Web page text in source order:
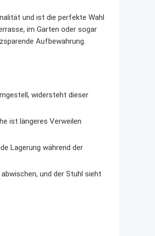
und ist die perfekte Wahl
im Garten oder sogar
Aufbewahrung.
widersteht dieser
ist längeres Verweilen
Lagerung während der
und der Stuhl sieht